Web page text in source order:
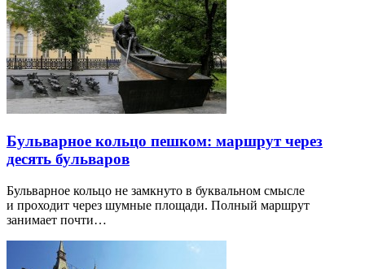
Бульварное кольцо пешком: маршрут через
десять бульваров
Бульварное кольцо не замкнуто в буквальном смысле
и проходит через шумные площади. Полный маршрут
занимает почти…